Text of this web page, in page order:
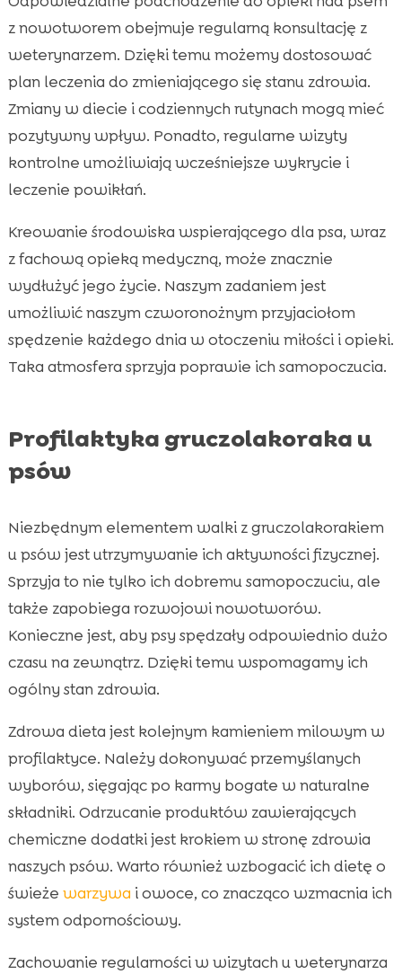
z nowotworem obejmuje regularną konsultację z
weterynarzem. Dzięki temu możemy dostosować
plan leczenia do zmieniającego się stanu zdrowia.
Zmiany w diecie i codziennych rutynach mogą mieć
pozytywny wpływ. Ponadto, regularne wizyty
kontrolne umożliwiają wcześniejsze wykrycie i
leczenie powikłań.
Kreowanie środowiska wspierającego dla psa, wraz
z fachową opieką medyczną, może znacznie
wydłużyć jego życie. Naszym zadaniem jest
umożliwić naszym czworonożnym przyjaciołom
spędzenie każdego dnia w otoczeniu miłości i opieki.
Taka atmosfera sprzyja poprawie ich samopoczucia.
Profilaktyka gruczolakoraka u
psów
Niezbędnym elementem walki z gruczolakorakiem
u psów jest utrzymywanie ich aktywności fizycznej.
Sprzyja to nie tylko ich dobremu samopoczuciu, ale
także zapobiega rozwojowi nowotworów.
Konieczne jest, aby psy spędzały odpowiednio dużo
czasu na zewnątrz. Dzięki temu wspomagamy ich
ogólny stan zdrowia.
Zdrowa dieta jest kolejnym kamieniem milowym w
profilaktyce. Należy dokonywać przemyślanych
wyborów, sięgając po karmy bogate w naturalne
składniki. Odrzucanie produktów zawierających
chemiczne dodatki jest krokiem w stronę zdrowia
naszych psów. Warto również wzbogacić ich dietę o
świeże warzywa i owoce, co znacząco wzmacnia ich
system odpornościowy.
Zachowanie regularności w wizytach u weterynarza